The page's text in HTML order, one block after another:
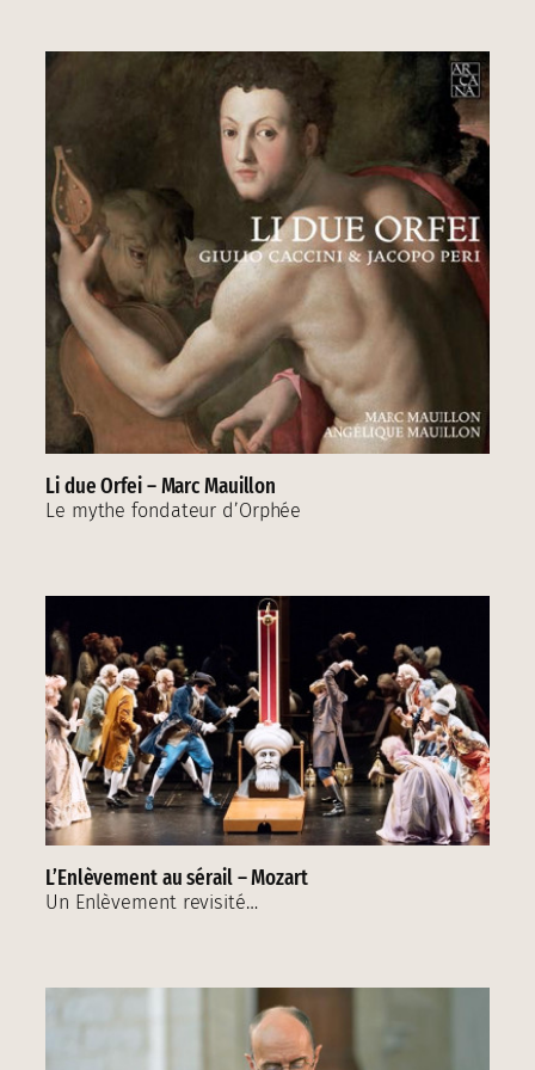
Li due Orfei – Marc Mauillon
Le mythe fondateur d’Orphée
L’Enlèvement au sérail – Mozart
Un Enlèvement revisité…